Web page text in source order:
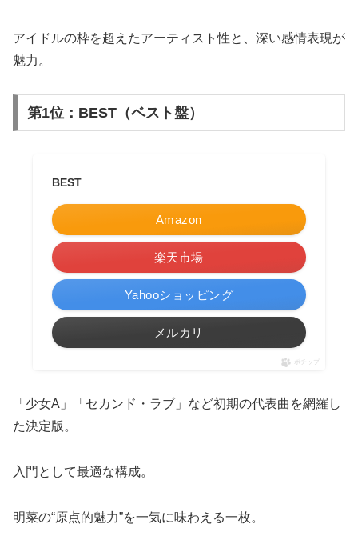
アイドルの枠を超えたアーティスト性と、深い感情表現が
魅力。
第1位：BEST（ベスト盤）
BEST
Amazon
楽天市場
Yahooショッピング
メルカリ
ポチップ
「少女A」「セカンド・ラブ」など初期の代表曲を網羅し
た決定版。
入門として最適な構成。
明菜の“原点的魅力”を一気に味わえる一枚。